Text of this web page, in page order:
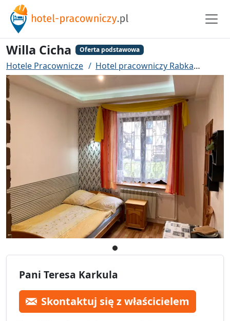
Willa Cicha Oferta podstawowa
Hotele Pracownicze Hotel pracowniczy Rabka
Pani Teresa Karkula
Skontaktuj się z właścicielem